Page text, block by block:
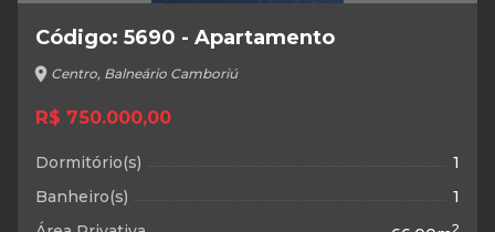
Código: 5690 - Apartamento
location_on Centro, Balneário Camboriú
R$ 750.000,00
Dormitório(s)
1
Banheiro(s)
1
2